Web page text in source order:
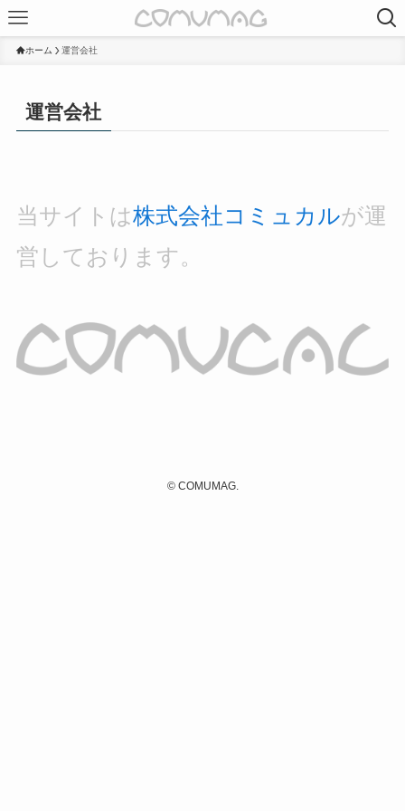
ホーム 運営会社
運営会社
当サイトは株式会社コミュカルが運
営しております。
©COMUMAG.